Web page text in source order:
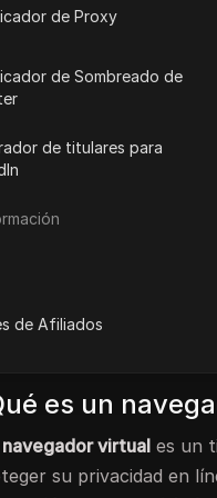
de Proxy
de Sombreado de
de titulares para
de Afiliados
aislando sus
navegador virtual para la
mediante la
Para aquellos
sin ningún costo.
artículo,
con planes gratuitos
.
es un
navegador virtual es un
su privacidad en